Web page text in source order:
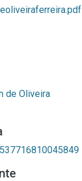
de Oliveira